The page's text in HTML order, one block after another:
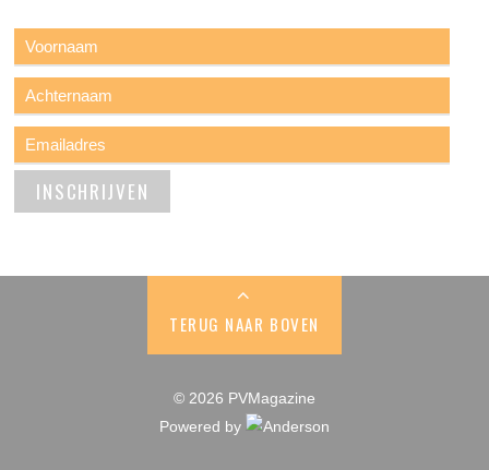
TERUG NAAR BOVEN
© 2026 PVMagazine
Powered by